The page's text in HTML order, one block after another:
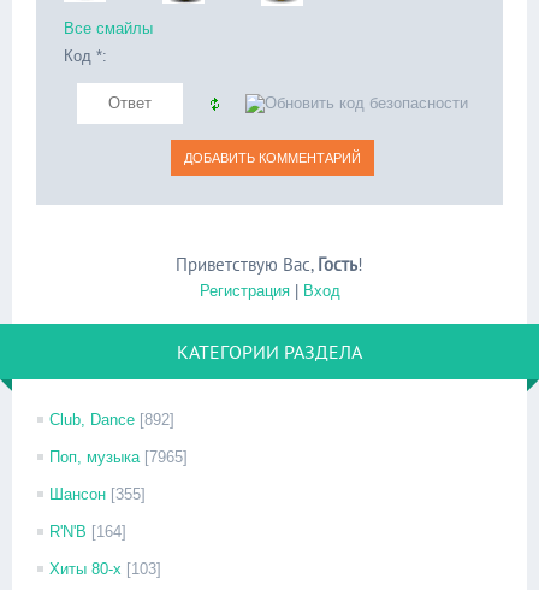
Все смайлы
Код *:
Приветствую Вас, Гость!
Регистрация| Вход
КАТЕГОРИИ РАЗДЕЛА
Club, Dance [892]
Поп, музыка [7965]
Шансон [355]
R'N'B [164]
Хиты 80-х [103]